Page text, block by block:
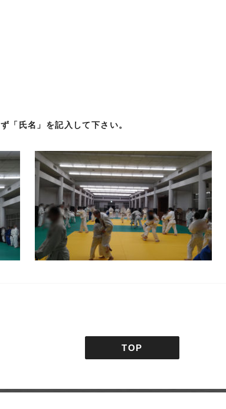
「氏名」を記入して下さい。
TOP